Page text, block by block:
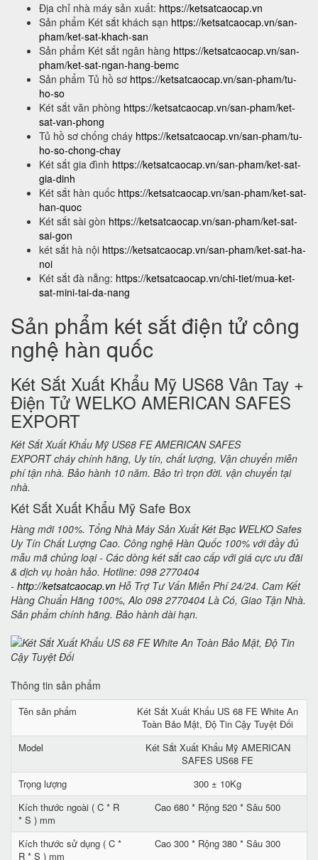
Địa chỉ nhà máy sản xuất: https://ketsatcaocap.vn
Sản phẩm Két sắt khách sạn https://ketsatcaocap.vn/san-
pham/ket-sat-khach-san
Sản phẩm Két sắt ngân hàng https://ketsatcaocap.vn/san-
pham/ket-sat-ngan-hang-bemc
Sản phẩm Tủ hồ sơ https://ketsatcaocap.vn/san-pham/tu-
ho-so
Két sắt văn phòng https://ketsatcaocap.vn/san-pham/ket-
sat-van-phong
Tủ hồ sơ chống cháy https://ketsatcaocap.vn/san-pham/tu-
ho-so-chong-chay
Két sắt gia đình https://ketsatcaocap.vn/san-pham/ket-sat-
gia-dinh
Két sắt hàn quốc https://ketsatcaocap.vn/san-pham/ket-sat-
han-quoc
Két sắt sài gòn https://ketsatcaocap.vn/san-pham/ket-sat-
sai-gon
két sắt hà nội https://ketsatcaocap.vn/san-pham/ket-sat-ha-
noi
Két sắt đà nẵng: https://ketsatcaocap.vn/chi-tiet/mua-ket-
sat-mini-tai-da-nang
Sản phẩm két sắt điện tử công
nghệ hàn quốc
Két Sắt Xuất Khẩu Mỹ US68 Vân Tay +
Điện Tử WELKO AMERICAN SAFES
EXPORT
Két Sắt Xuất Khẩu Mỹ US68 FE AMERICAN SAFES
EXPORT cháy chính hãng, Uy tín, chất lượng, Vận chuyển miễn
phí tận nhà. Bảo hành 10 năm. Bảo trì trọn đời. vận chuyển tại
nhà.
Két Sắt Xuất Khẩu Mỹ Safe Box
Hàng mới 100%. Tổng Nhà Máy Sản Xuất Két Bạc WELKO Safes
Uy Tín Chất Lượng Cao. Công nghệ Hàn Quốc 100% với đầy đủ
mẫu mã chủng loại - Các dòng két sắt cao cấp với giá cực ưu đãi
& dịch vụ hoàn hảo. Hotline: 098 2770404
- http://ketsatcaocap.vn Hỗ Trợ Tư Vấn Miễn Phí 24/24. Cam Kết
Hàng Chuẩn Hãng 100%, Alo 098 2770404 Là Có, Giao Tận Nhà.
Sản phẩm chính hãng. Bảo hành dài hạn.
Thông tin sản phẩm
Tên sản phẩm
Két Sắt Xuất Khẩu US 68 FE White An
Toàn Bảo Mật, Độ Tin Cậy Tuyệt Đối
Model
Két Sắt Xuất Khẩu Mỹ AMERICAN
SAFES US68 FE
Trọng lượng
300 ± 10Kg
Kích thước ngoài ( C * R
* S ) mm
Cao 680 * Rộng 520 * Sâu 500
Kích thước sử dụng ( C *
R * S ) mm
Cao 300 * Rộng 380 * Sâu 300